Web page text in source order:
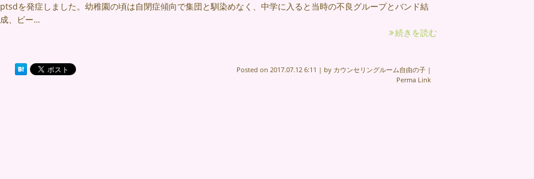
ptsdを発症しました。幼稚園の頃は自閉症傾向で集団と馴染めなく、中学に入ると当時の不良グループとバンド結
成、ビー…
続きを読む
Posted on 2017.07.12 6:11 | by カウンセリングルーム自由の子 |
Perma Link